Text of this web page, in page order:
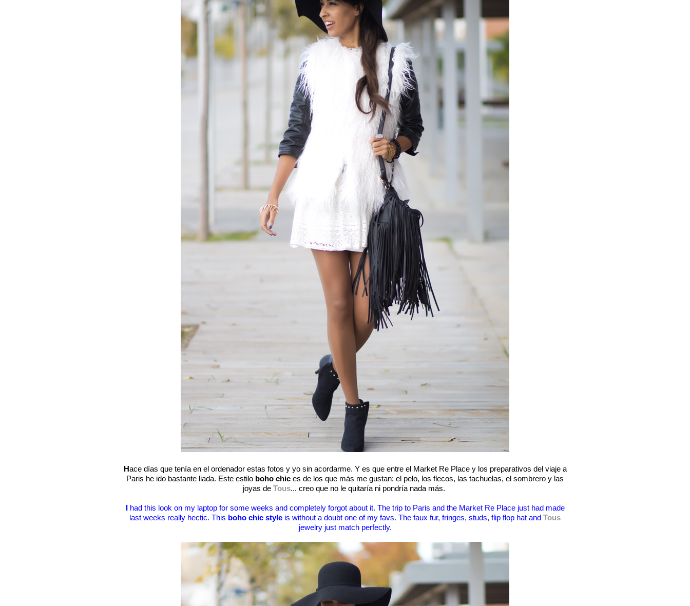
Hace días que tenía en el ordenador estas fotos y yo sin acordarme. Y es que entre el Market Re Place y los preparativos del viaje a
Paris he ido bastante liada. Este estilo boho chic es de los que más me gustan: el pelo, los flecos, las tachuelas, el sombrero y las
joyas de Tous... creo que no le quitaría ni pondría nada más.
Ihad this look on my laptop for some weeks and completely forgot about it. The trip to Paris and the Market Re Place just had made
last weeks really hectic. This boho chic style is without a doubt one of my favs. The faux fur, fringes, studs, flip flop hat and Tous
jewelry just match perfectly.